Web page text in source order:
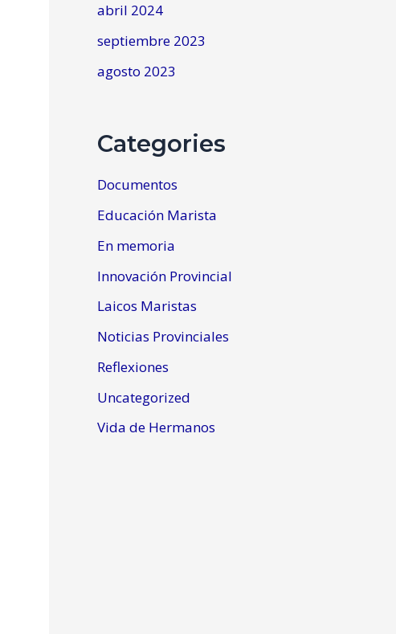
abril 2024
septiembre 2023
agosto 2023
Categories
Documentos
Educación Marista
En memoria
Innovación Provincial
Laicos Maristas
Noticias Provinciales
Reflexiones
Uncategorized
Vida de Hermanos